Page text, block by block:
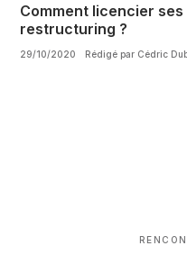
Comment licencier
restructuring ?
29/10/2020 Rédigé par Cédric